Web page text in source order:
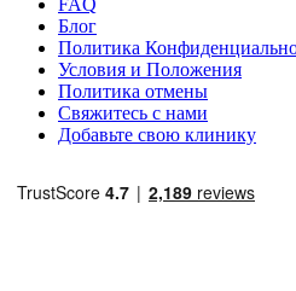
Блог
Политика
Условия и Положения
Политика отмены
Свяжитесь с нами
Добавьте свою клинику